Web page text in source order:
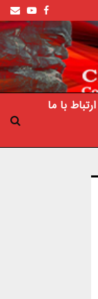
Facebook
ارتباط با ما